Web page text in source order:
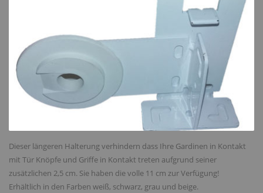
Dieser längeren Halterung verhindern dass Ihre Gardinen in Kontakt
mit Tür Knöpfe und Griffe in Kontakt treten aufgrund seiner
zusätzlichen 2,5 cm. Sie haben die volle 11 cm zur Verfügung!
Erhältlich in den Farben weiß, schwarz, grau und beige.